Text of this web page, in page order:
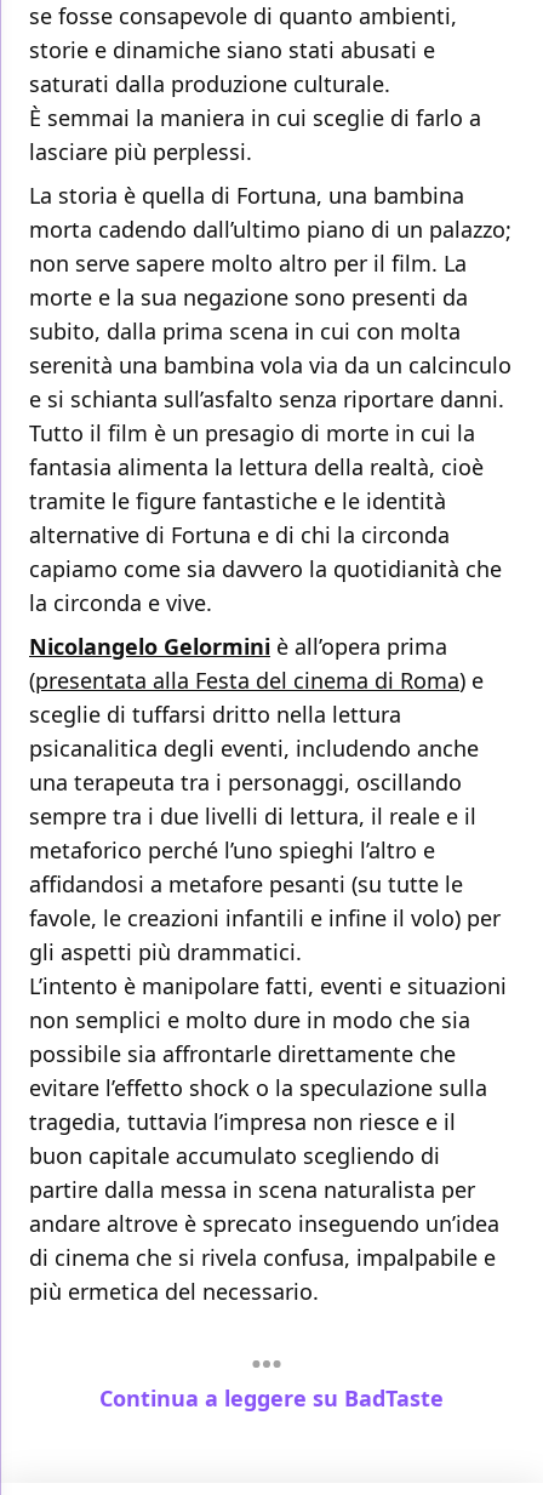
se fosse consapevole di quanto ambienti,
storie e dinamiche siano stati abusati e
saturati dalla produzione culturale.
È semmai la maniera in cui sceglie di farlo a
lasciare più perplessi.
La storia è quella di Fortuna, una bambina
morta cadendo dall’ultimo piano di un palazzo;
non serve sapere molto altro per il film. La
morte e la sua negazione sono presenti da
subito, dalla prima scena in cui con molta
serenità una bambina vola via da un calcinculo
e si schianta sull’asfalto senza riportare danni.
Tutto il film è un presagio di morte in cui la
fantasia alimenta la lettura della realtà, cioè
tramite le figure fantastiche e le identità
alternative di Fortuna e di chi la circonda
capiamo come sia davvero la quotidianità che
la circonda e vive.
Nicolangelo Gelormini è all’opera prima
(presentata alla Festa del cinema di Roma) e
sceglie di tuffarsi dritto nella lettura
psicanalitica degli eventi, includendo anche
una terapeuta tra i personaggi, oscillando
sempre tra i due livelli di lettura, il reale e il
metaforico perché l’uno spieghi l’altro e
affidandosi a metafore pesanti (su tutte le
favole, le creazioni infantili e infine il volo) per
gli aspetti più drammatici.
L’intento è manipolare fatti, eventi e situazioni
non semplici e molto dure in modo che sia
possibile sia affrontarle direttamente che
evitare l’effetto shock o la speculazione sulla
tragedia, tuttavia l’impresa non riesce e il
buon capitale accumulato scegliendo di
partire dalla messa in scena naturalista per
andare altrove è sprecato inseguendo un’idea
di cinema che si rivela confusa, impalpabile e
più ermetica del necessario.
Continua a leggere su BadTaste